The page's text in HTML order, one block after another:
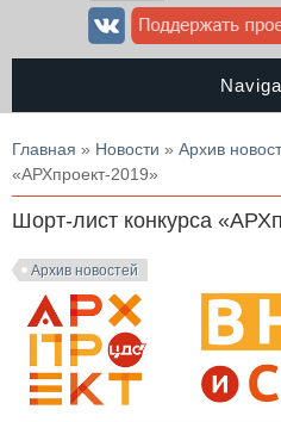
Вы здесь
Главная » Новости » Архив
«АРХпроект-2019»
Шорт-лист конкурса
Архив новостей